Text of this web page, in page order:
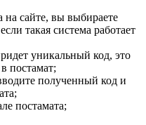
на сайте, вы выбираете
такая система работает
уникальный код, это
постамат;
полученный код и
постамата;